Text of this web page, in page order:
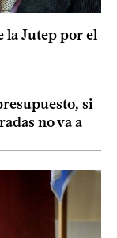
la Jutep por el
si
no va a